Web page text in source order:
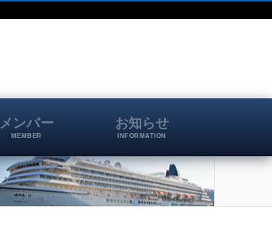
メンバー
MEMBER
お知らせ
INFORMATION